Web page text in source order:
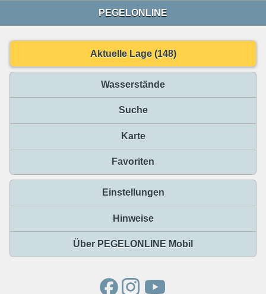
PEGELONLINE
Aktuelle Lage (148)
Wasserstände
Suche
Karte
Favoriten
Einstellungen
Hinweise
Über PEGELONLINE Mobil